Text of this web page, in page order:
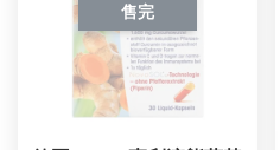
售完